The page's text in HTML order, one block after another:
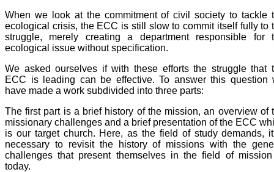
When we look at the commitment of civil society to tackle
ecological crisis, the ECC is still slow to commit itself fully to
struggle, merely creating a department responsible for
ecological issue without specification.
We asked ourselves if with these efforts the struggle that
ECC is leading can be effective. To answer this question
have made a work subdivided into three parts:
The first part is a brief history of the mission, an overview of
missionary challenges and a brief presentation of the ECC
is our target church. Here, as the field of study demands,
necessary to revisit the history of missions with the
challenges that present themselves in the field of
today.